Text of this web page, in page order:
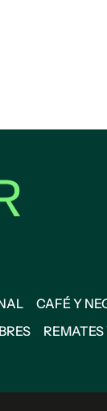
CAFÉ Y